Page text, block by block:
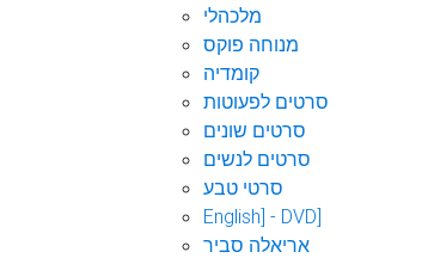
מלכהלי
מנוחה פוקס
קומדיה
סרטים לפעוטות
סרטים שונים
סרטים לנשים
סרטי טבע
English] - DVD]
אריאלה סביר